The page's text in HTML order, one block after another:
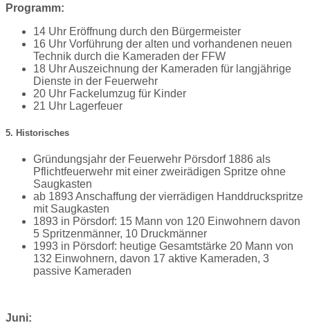
Programm:
14 Uhr Eröffnung durch den Bürgermeister
16 Uhr Vorführung der alten und vorhandenen neuen
Technik durch die Kameraden der FFW
18 Uhr Auszeichnung der Kameraden für langjährige
Dienste in der Feuerwehr
20 Uhr Fackelumzug für Kinder
21 Uhr Lagerfeuer
5. Historisches
Gründungsjahr der Feuerwehr Pörsdorf 1886 als
Pflichtfeuerwehr mit einer zweirädigen Spritze ohne
Saugkasten
ab 1893 Anschaffung der vierrädigen Handdruckspritze
mit Saugkasten
1893 in Pörsdorf: 15 Mann von 120 Einwohnern davon
5 Spritzenmänner, 10 Druckmänner
1993 in Pörsdorf: heutige Gesamtstärke 20 Mann von
132 Einwohnern, davon 17 aktive Kameraden, 3
passive Kameraden
Juni: